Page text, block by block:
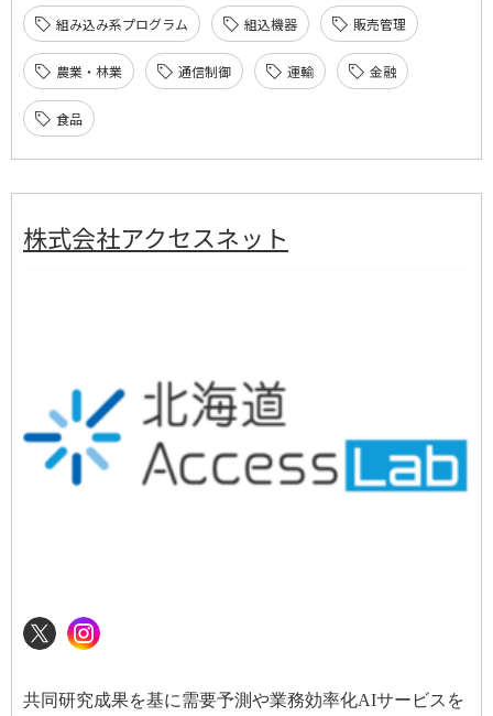
組み込み系プログラム 組込機器 販売管理
農業・林業 通信制御 運輸 金融
食品
株式会社アクセスネット
共同研究成果を基に需要予測や業務効率化AIサービスを